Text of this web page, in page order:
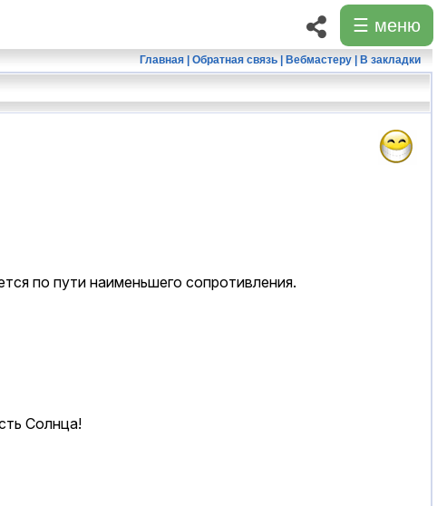
☰ меню
Главная| Обратная связь| Вебмастеру| В закладки
по пути наименьшего сопротивления.
Солнца!